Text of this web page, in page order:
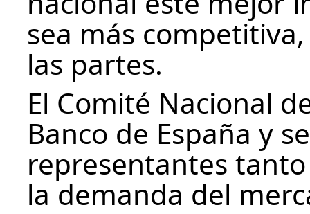
sea más
las partes.
El Comité Nacional
Banco de España y
representantes
la demanda del